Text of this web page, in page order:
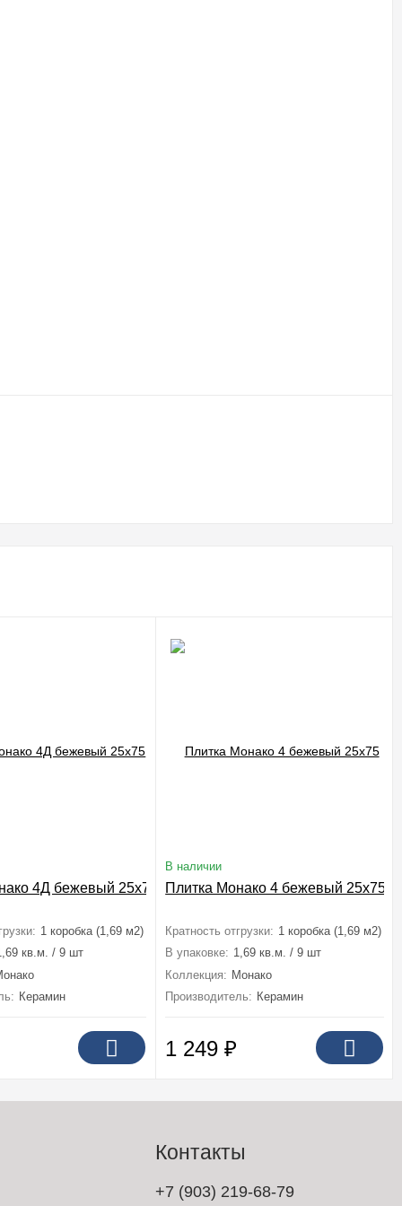
4Д бежевый 25x75
1 коробка (1,69 м2)
кв.м. / 9 шт
Керамин
В наличии
Плитка Монако 4 бежевый 25x75
Кратность отгрузки: 1 коробка (1,69 м2)
В упаковке: 1,69 кв.м. / 9 шт
Коллекция: Монако
Производитель: Керамин
1 249₽
Контакты
+7 (903) 219-68-79